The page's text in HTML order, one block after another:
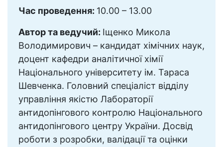
Час проведення: 10.00 – 13.00
Автор та ведучий: Іщенко Микола
Володимирович – кандидат хімічних наук,
доцент кафедри аналітичної хімії
Національного університету ім. Тараса
Шевченка. Головний спеціаліст відділу
управління якістю Лабораторії
антидопінгового контролю Національного
антидопінгового центру України. Досвід
роботи з розробки, валідації та оцінки